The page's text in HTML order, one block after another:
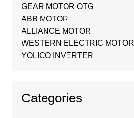
GEAR MOTOR OTG
ABB MOTOR
ALLIANCE MOTOR
WESTERN ELECTRIC MOTOR
YOLICO INVERTER
Categories